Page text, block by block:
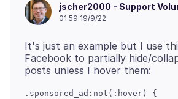
jscher2000 - Support
01:59 19/9/22
It's just an example but I use
Facebook to partially hide/
.sponsored_ad:not(:hover) {